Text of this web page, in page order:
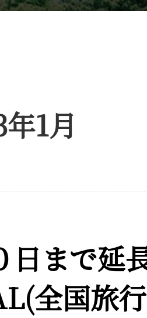
1月
日まで延
全国旅